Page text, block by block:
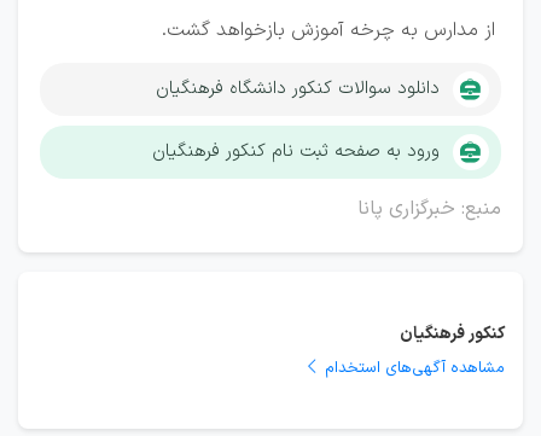
از مدارس به چرخه آموزش بازخواهد گشت.
دانلود سوالات کنکور دانشگاه فرهنگیان
ورود به صفحه ثبت نام کنکور فرهنگیان
منبع: خبرگزاری پانا
کنکور فرهنگیان
مشاهده آگهی‌های استخدام